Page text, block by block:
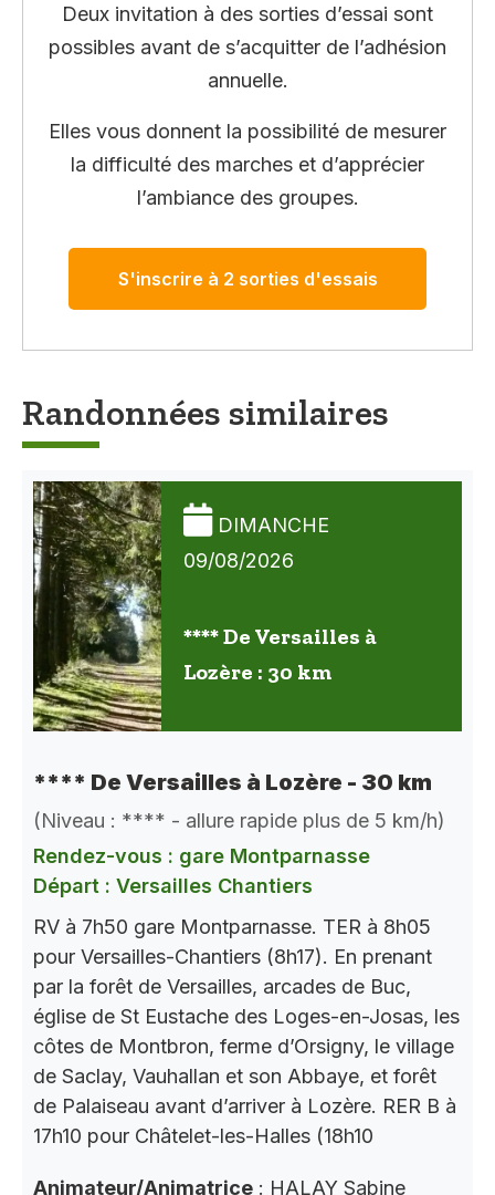
Deux invitation à des sorties d’essai sont
possibles avant de s’acquitter de l’adhésion
annuelle.
Elles vous donnent la possibilité de mesurer
la difficulté des marches et d’apprécier
l’ambiance des groupes.
S'inscrire à 2 sorties d'essais
Randonnées similaires
DIMANCHE
09/08/2026
**** De Versailles à
Lozère : 30 km
**** De Versailles à Lozère - 30 km
(Niveau : **** - allure rapide plus de 5 km/h)
Rendez-vous : gare Montparnasse
Départ : Versailles Chantiers
RV à 7h50 gare Montparnasse. TER à 8h05
pour Versailles-Chantiers (8h17). En prenant
par la forêt de Versailles, arcades de Buc,
église de St Eustache des Loges-en-Josas, les
côtes de Montbron, ferme d’Orsigny, le village
de Saclay, Vauhallan et son Abbaye, et forêt
de Palaiseau avant d’arriver à Lozère. RER B à
17h10 pour Châtelet-les-Halles (18h10
Animateur/Animatrice : HALAY Sabine